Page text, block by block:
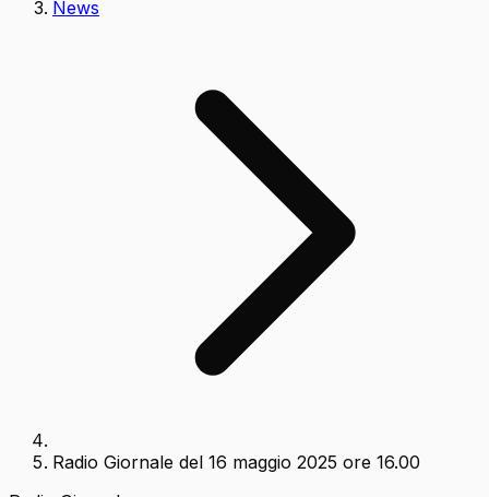
News
Radio Giornale del 16 maggio 2025 ore 16.00